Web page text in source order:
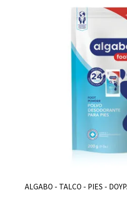
ALGABO - TALCO - PIES -